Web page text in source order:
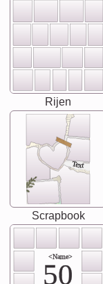
Rijen
Text
Scrapbook
<Name>
50